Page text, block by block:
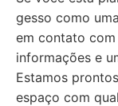
gesso como
em contato
informações e
Estamos
espaço com